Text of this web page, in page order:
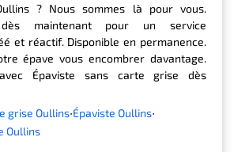
? Nous sommes là pour vous.
dès maintenant pour un service
et réactif. Disponible en permanence.
épave vous encombrer davantage.
Épaviste sans carte grise dès
grise Oullins
Épaviste Oullins
Oullins